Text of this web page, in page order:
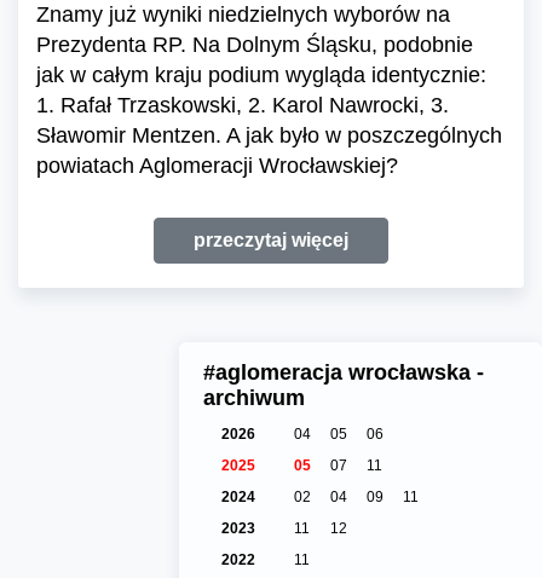
Znamy już wyniki niedzielnych wyborów na
Prezydenta RP. Na Dolnym Śląsku, podobnie
jak w całym kraju podium wygląda identycznie:
1. Rafał Trzaskowski, 2. Karol Nawrocki, 3.
Sławomir Mentzen. A jak było w poszczególnych
powiatach Aglomeracji Wrocławskiej?
przeczytaj więcej
#aglomeracja wrocławska -
archiwum
2026 04 05
06
2025
05 07
11
2024
02 04 09
11
2023
11
12
2022
11